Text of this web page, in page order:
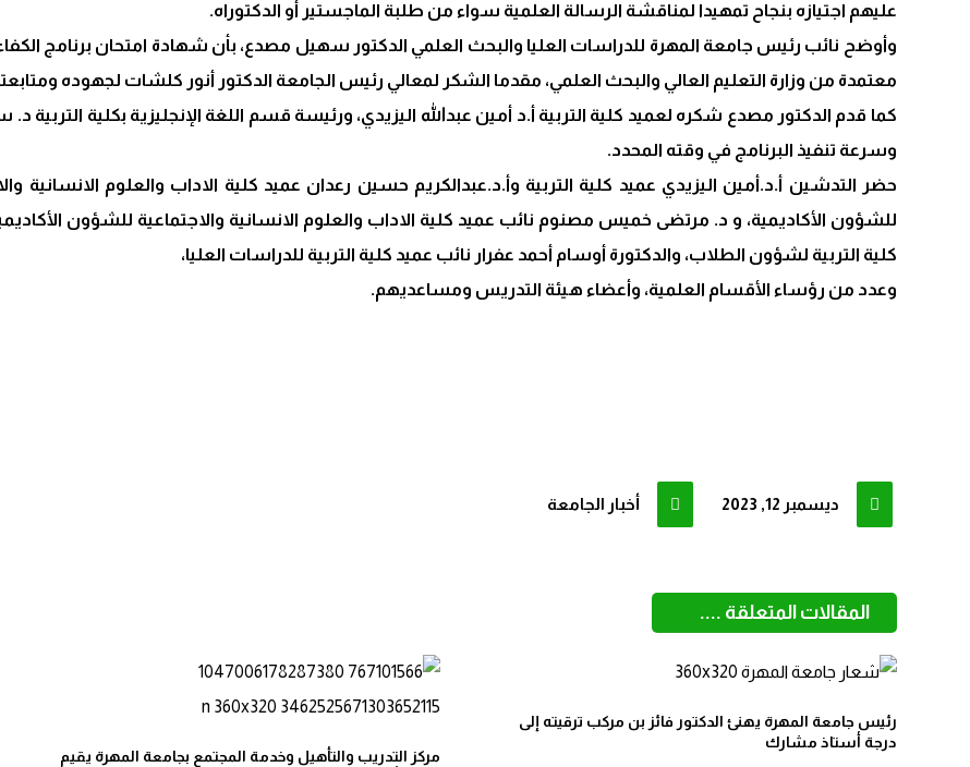
عليهم اجتيازه بنجاح تمهيدا لمناقشة الرسالة العلمية سواء من طلبة الماجستير أو الدكتوراه.
وأوضح نائب رئيس جامعة المهرة للدراسات العليا والبحث العلمي الدكتور سهيل مصدع، بأن شهادة امتحان برنامج
معتمدة من وزارة التعليم العالي والبحث العلمي، مقدما الشكر لمعالي رئيس الجامعة الدكتور أنور كلشات لجهوده
كما قدم الدكتور مصدع شكره لعميد كلية التربية أ.د أمين عبدالله اليزيدي، ورئيسة قسم اللغة الإنجليزية بكلية
وسرعة تنفيذ البرنامج في وقته المحدد.
حضر التدشين أ.د.أمين اليزيدي عميد كلية التربية وأ.د.عبدالكريم حسين رعدان عميد كلية الاداب والعلوم الانسانية
للشؤون الأكاديمية، و د. مرتضى خميس مصنوم نائب عميد كلية الاداب والعلوم الانسانية والاجتماعية للشؤون
كلية التربية لشؤون الطلاب، والدكتورة أوسام أحمد عفرار نائب عميد كلية التربية للدراسات العليا،
وعدد من رؤساء الأقسام العلمية، وأعضاء هيئة التدريس ومساعديهم.
ديسمبر 12, 2023 أخبار الجامعة
المقالات المتعلقة ....
رئيس جامعة المهرة يهنئ الدكتور فائز بن مركب ترقيته إلى
درجة أستاذ مشارك
مركز التدريب والتأهيل وخدمة المجتمع بجامعة المهرة يقيم